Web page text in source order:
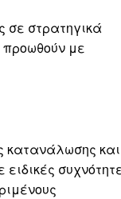
σε στρατηγικά
προωθούν με
κατανάλωσης και